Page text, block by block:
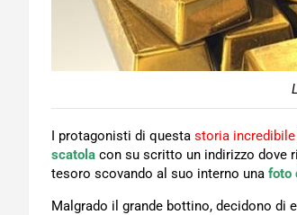
I protagonisti di questa storia incredibile
scatola con su scritto un indirizzo dove
tesoro scovando al suo interno una foto
Malgrado il grande bottino, decidono di